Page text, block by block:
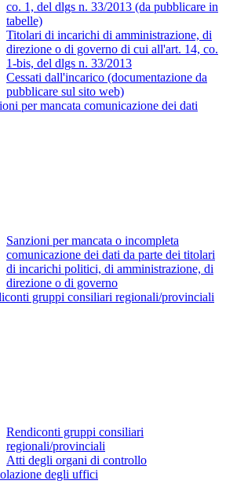
co. 1, del dlgs n. 33/2013 (da pubblicare in
tabelle)
Titolari di incarichi di amministrazione, di
direzione o di governo di cui all'art. 14, co.
1-bis, del dlgs n. 33/2013
Cessati dall'incarico (documentazione da
pubblicare sul sito web)
per mancata comunicazione dei dati
Sanzioni per mancata o incompleta
comunicazione dei dati da parte dei titolari
di incarichi politici, di amministrazione, di
direzione o di governo
gruppi consiliari regionali/provinciali
Rendiconti gruppi consiliari
regionali/provinciali
Atti degli organi di controllo
degli uffici